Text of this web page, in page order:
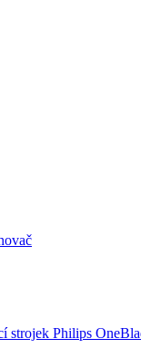
strojek Philips